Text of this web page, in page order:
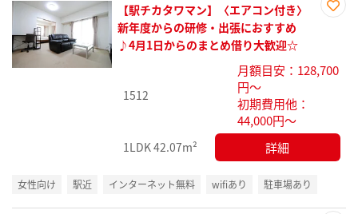
録
【駅チカタワマン】〈エアコン付き〉
新年度からの研修・出張におすすめ
♪4月1日からのまとめ借り大歓迎☆
1512
月額目安：128,700
円～
初期費用他：
44,000円～
1LDK42.07m² 詳細
女性向け 駅近 インターネット無料 wifiあり 駐車場あり